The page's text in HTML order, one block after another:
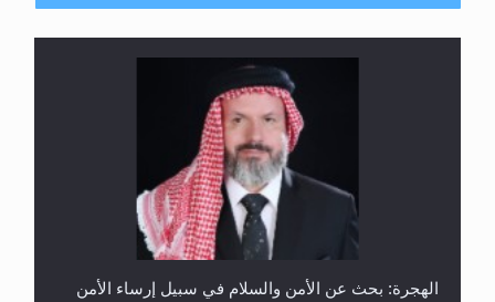
إتمام حفظ القرآن الكريم لثلاثة طلاب من مدرسة الحفظ
الهجرة: بحث عن الأمن والسلام في سبيل إرساء الأمن